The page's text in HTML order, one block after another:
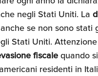
Ricerche di Mercato
e Licenze
negli Stati Uniti. La
anche se non sono stati
Stati Uniti.
fiscalequando
residenti in